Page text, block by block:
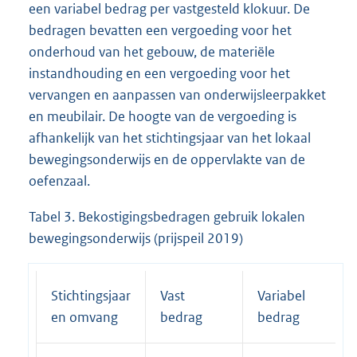
een variabel bedrag per vastgesteld klokuur. De
bedragen bevatten een vergoeding voor het
onderhoud van het gebouw, de materiële
instandhouding en een vergoeding voor het
vervangen en aanpassen van onderwijsleerpakket
en meubilair. De hoogte van de vergoeding is
afhankelijk van het stichtingsjaar van het lokaal
bewegingsonderwijs en de oppervlakte van de
oefenzaal.
Tabel 3. Bekostigingsbedragen gebruik lokalen
bewegingsonderwijs (prijspeil 2019)
Stichtingsjaar
en omvang
Vast
bedrag
Variabel
bedrag